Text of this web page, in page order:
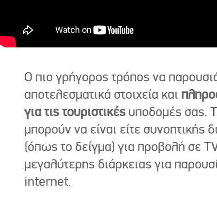
Ο πιο γρήγορος τρόπος να
αποτελεσματικά στοιχεία και
για τις τουριστικές υποδομές σας.
μπορούν να είναι είτε συνοπτικής
(όπως το δείγμα) για προβολή σε
μεγαλύτερης διάρκειας για
internet.